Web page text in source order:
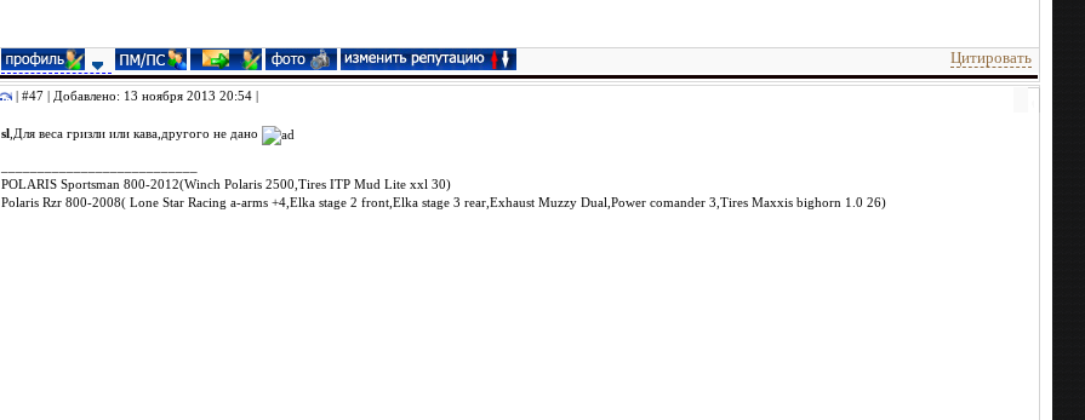
Цитировать
| #47 | Добавлено: 13 ноября 2013 20:54 |
sl ,Для веса гризли или кава,другого не дано
POLARIS Sportsman 800-2012(Winch Polaris 2500,Tires ITP Mud Lite xxl 30)
Polaris Rzr 800-2008( Lone Star Racing a-arms +4,Elka stage 2 front,Elka stage 3 rear,Exhaust Muzzy Dual,Power comander 3,Tires Maxxis bighorn 1.0 26)